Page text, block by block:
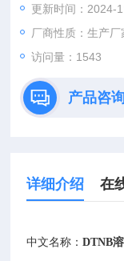
装。更新时间：2024-
厂商性质：生产厂
访问量：1543
产品咨询
详细介绍 在
中文名称：DTNB